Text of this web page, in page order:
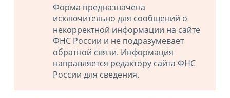
Форма предназначена
исключительно для сообщений о
некорректной информации на сайте
ФНС России и не подразумевает
обратной связи. Информация
направляется редактору сайта ФНС
России для сведения.